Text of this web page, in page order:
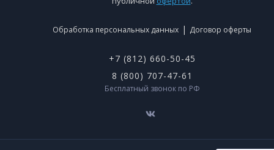
Обработка персональных данных | Договор оферты
+7 (812) 660-50-45
8 (800) 707-47-61
Бесплатный звонок по РФ